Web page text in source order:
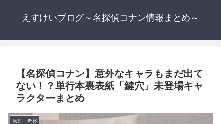
えすけいブログ～名探偵コナン情報まとめ～
【名探偵コナン】意外なキャラもまだ出て
ない！？単行本裏表紙「鍵穴」未登場キャ
ラクターまとめ
原作・考察